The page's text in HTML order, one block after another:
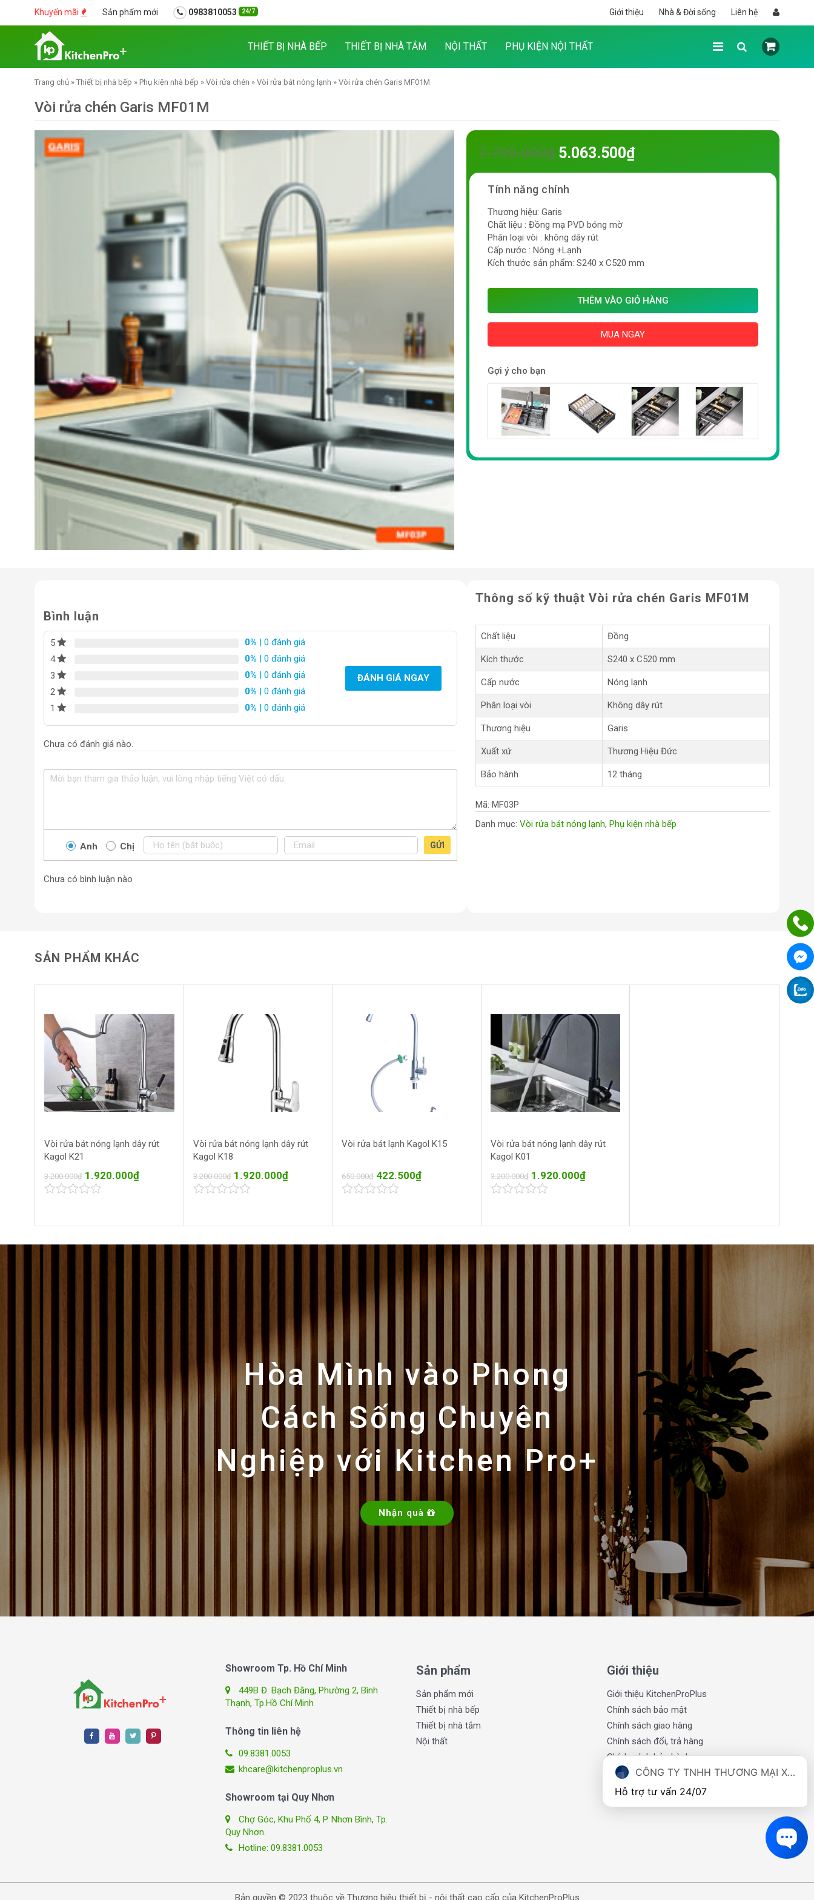
Khuyến mãi Sản phẩm mới 0983810053 24/7 Giới thiệu Nhà & Đời sống Liên hệ
THIẾT BỊ NHÀ BẾP THIẾT BỊ NHÀ TẮM NỘI THẤT PHỤ KIỆN NỘI THẤT
Trang chủ » Thiết bị nhà bếp » Phụ kiện nhà bếp » Vòi rửa chén » Vòi rửa bát nóng lạnh » Vòi rửa chén Garis MF01M
Vòi rửa chén Garis MF01M
7.790.000₫ 5.063.500₫
Thương hiệu: Garis
Chất liệu : Đồng mạ PVD bóng mờ
Phân loại vòi : không dây rút
Cấp nước : Nóng +Lạnh
Kích thước sản phẩm: S240 x C520 mm
THÊM VÀO GIỎ HÀNG
MUA NGAY
Gợi ý cho bạn
Bình luận
5 0% | 0 đánh giá
4
0% | 0 đánh giá
3
0% | 0 đánh giá
2
0% | 0 đánh giá
1
0% | 0 đánh giá
ĐÁNH GIÁ NGAY
Chưa có đánh giá nào.
Anh Chị GỬI
Chưa có bình luận nào
Thông số kỹ thuật Vòi rửa chén Garis MF01M
Chất liệu Đồng
Kích thước S240 x C520 mm
Cấp nước Nóng lạnh
Phân loại vòi Không dây rút
Thương hiệu Garis
Xuất xứ Thương Hiệu Đức
Bảo hành 12 tháng
Mã: MF03P
Danh mục:Vòi rửa bát nóng lạnh, Phụ kiện nhà bếp
SẢN PHẨM KHÁC
Vòi rửa bát nóng lạnh dây rút
Kagol K21
3.200.000₫ 1.920.000₫
of
Vòi rửa bát nóng lạnh dây rút
Kagol K18
3.200.000₫ 1.920.000₫
of
Vòi rửa bát lạnh Kagol K15
650.000₫ 422.500₫
of
Vòi rửa bát nóng lạnh dây rút
Kagol K01
3.200.000₫ 1.920.000₫
of
Hòa Mình vào Phong
Cách Sống Chuyên
Nghiệp với Kitchen Pro+
Nhận quà
Showroom Tp. Hồ Chí Minh
449B Đ. Bạch Đằng, Phường 2, Bình
Thạnh, Tp.Hồ Chí Minh
Thông tin liên hệ
09.8381.0053
khcare@kitchenproplus.vn
Showroom tại Quy Nhơn
Chợ Góc, Khu Phố 4, P. Nhơn Bình, Tp.
Quy Nhơn.
Hotline: 09.8381.0053
Sản phẩm
Sản phẩm mới
Thiết bị nhà bếp
Thiết bị nhà tắm
Nội thất
Giới thiệu
Giới thiệu KitchenProPlus
Chính sách bảo mật
Chính sách giao hàng
Chính sách đổi, trả hàng
Chính sách bảo hành
Thông tin liên hệ
Bản quyền © 2023 thuộc về Thương hiệu thiết bị - nội thất cao cấp của KitchenProPlus
CÔNG TY TNHH THƯƠNG MẠI XUẤT NHẬP KHẨU TOMATE VIỆT NAM
Hỗ trợ tư vấn 24/07